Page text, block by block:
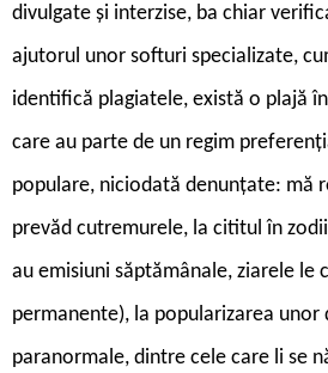
divulgate și interzise, ba chiar
ajutorul unor softuri specializate,
identifică plagiatele, există o plajă
care au parte de un regim
populare, niciodată denunțate: mă
prevăd cutremurele, la cititul în
au emisiuni săptămânale, ziarele le
permanente), la popularizarea unor
paranormale, dintre cele care li se